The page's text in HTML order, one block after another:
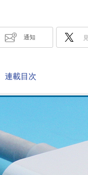
通知
連載目次